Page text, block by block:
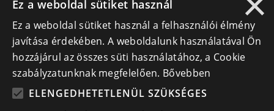
Lépj kapcsolatba velünk
info@cegek.ro
+40 740 856 970
Ez a weboldal sütiket használ
Ez a weboldal sütiket használ a felhasználói élmény
javítása érdekében. A weboldalunk használatával Ön
hozzájárul az összes süti használatához, a Cookie
szabályzatunknak megfelelően. Bővebben
ELENGEDHETETLENÜL SZÜKSÉGES